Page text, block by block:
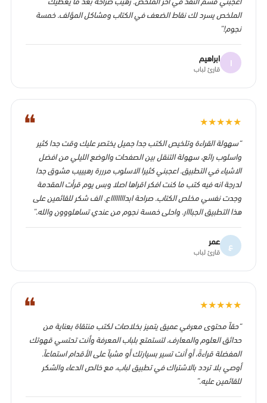
الملخص يسرد لك نقاط الضعف في الكتاب ومشاكل المؤلف. خمسة
نجوم!”
ا ابراهيم
قارئ لباب
❝ ★
★
★
★
★
“سهولة القراءة وتلخيص الكتب جدا جميل يختصر عليك وقت جدا كثير
واسلوب رائع، سهولة التنقل بين الصفحات والوضع الليلي من افضل
الاشياء في التطبيق. اعجبني كثيرا الاسلوب مرررة رهيييب مشوق جدا
لدرجة انه فيه كتب ما كنت افكر اقراها اصلا وبس يوم قرأت المقدمة
وجدت نفسي مخلص الكتاب. صراحة ابدااااااااع. الف شكر للقائمين على
هذا التطبيق الجبااار. واحلى خمسة نجوم من عندي تساهلووون والله.”
ع عمر
قارئ لباب
❝ ★
★
★
★
★
“حقاً محتوى معرفي عميق يتميز بخلاصات لكتب منتقاة بعناية من
حدائق العلوم والمعارف، لتستمتع بلباب المعرفة وأنت تحتسي قهوتك
المفضلة قراءةً، أو أنت تسير بسيارتك أو مشياً على الأقدام استماعاً.
أوصي بلا تردد بالاشتراك في تطبيق لباب، مع خالص الدعاء والشكر
للقائمين عليه.”